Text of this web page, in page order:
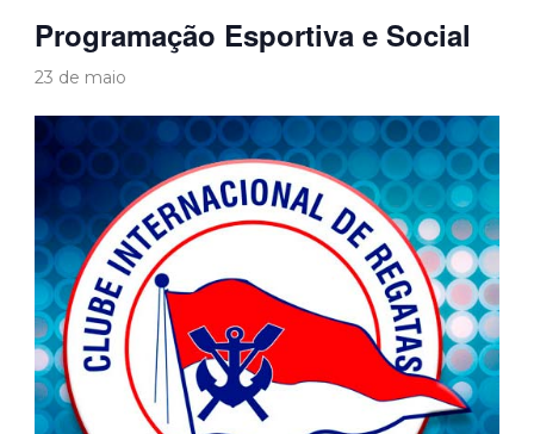
Programação Esportiva e Social
23 de maio